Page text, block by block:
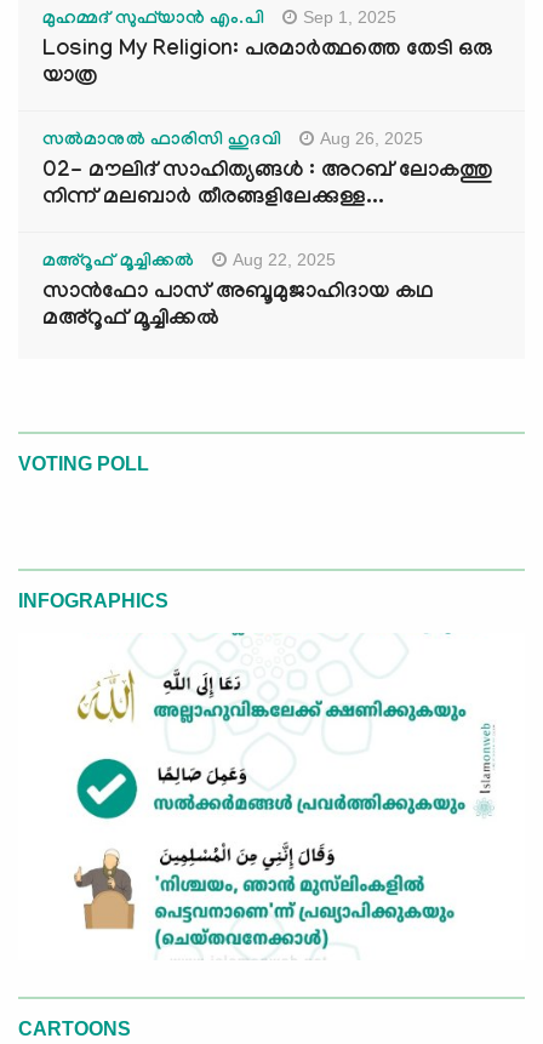
മുഹമ്മദ് സുഫ്‌യാൻ എം.പി Sep 1, 2025
Losing My Religion: പരമാർത്ഥത്തെ തേടി ഒരു
യാത്ര
സൽമാനുൽ ഫാരിസി ഹുദവി Aug 26, 2025
02- മൗലിദ് സാഹിത്യങ്ങൾ : അറബ് ലോകത്തു
നിന്ന് മലബാർ തീരങ്ങളിലേക്കുള്ള...
മഅ്റൂഫ് മൂച്ചിക്കല്‍ Aug 22, 2025
സാൻഫോ പാസ് അബൂമുജാഹിദായ കഥ
മഅ്റൂഫ് മൂച്ചിക്കല്‍
VOTING POLL
INFOGRAPHICS
CARTOONS